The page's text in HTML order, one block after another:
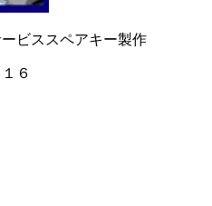
ビス スペアキー製作
６